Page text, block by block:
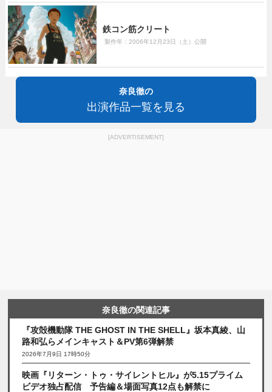
鉄コン筋クリート
製作年：2006年12月23日（土）公開
奈良徹の
出演作品一覧を見る
[ADVERTISEMENT]
奈良徹の関連記事
『攻殻機動隊 THE GHOST IN THE SHELL』坂本真綾、山
路和弘らメインキャスト＆PV第6弾解禁
2026年7月9日 17時50分
映画『リターン・トゥ・サイレントヒル』が5.15プライム
ビデオ独占配信 予告編＆場面写真12点も解禁に